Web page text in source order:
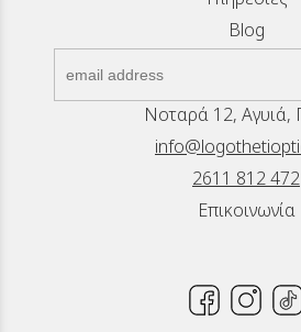
Blog
Νοταρά 12, Αγυιά,
2611 812 472
Επικοινωνία